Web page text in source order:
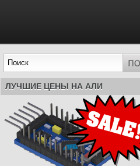
ЛУЧШИЕ ЦЕНЫ НА АЛИ